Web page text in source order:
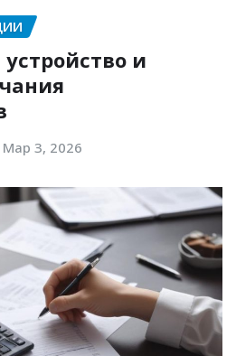
и
Мар 3, 2026